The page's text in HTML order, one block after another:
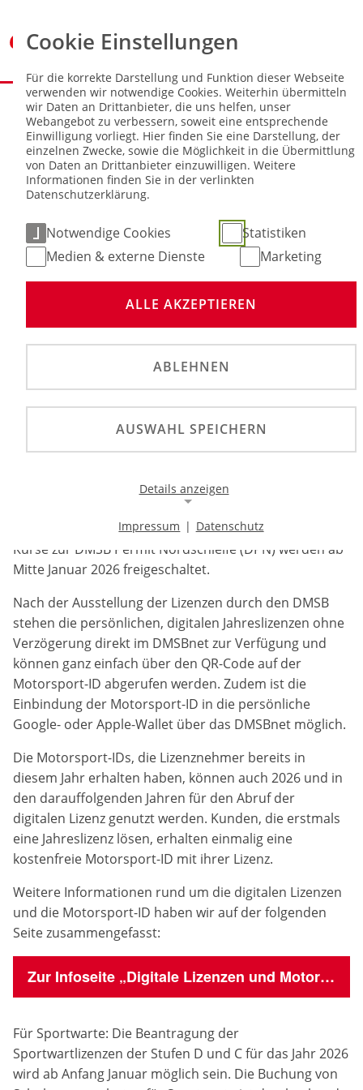
Sie sind hier: NEWS
Lizenzbeantragung 2026 ab sofort
möglich
Ab sofort können die Fahrer- und Bewerberlizenzen für
Beantragung erfolgt wie gewohnt über das DMSBnet
. Die RaceCard kann ebenfalls
für das kommende Jahr gelöst werden. Die E-Learning-
Kurse zur DMSB Permit Nordschleife (DPN) werden ab
Mitte Januar 2026 freigeschaltet.
Nach der Ausstellung der Lizenzen durch den DMSB
stehen die persönlichen, digitalen Jahreslizenzen ohne
Verzögerung direkt im DMSBnet zur Verfügung und
können ganz einfach über den QR-Code auf der
Motorsport-ID abgerufen werden. Zudem ist die
Einbindung der Motorsport-ID in die persönliche
Google- oder Apple-Wallet über das DMSBnet möglich.
Die Motorsport-IDs, die Lizenznehmer bereits in
diesem Jahr erhalten haben, können auch 2026 und in
den darauffolgenden Jahren für den Abruf der
digitalen Lizenz genutzt werden. Kunden, die erstmals
eine Jahreslizenz lösen, erhalten einmalig eine
kostenfreie Motorsport-ID mit ihrer Lizenz.
Weitere Informationen rund um die digitalen Lizenzen
und die Motorsport-ID haben wir auf der folgenden
Seite zusammengefasst:
Zur Infoseite „Digitale Lizenzen und Motorsport-ID“
Für Sportwarte: Die Beantragung der
Sportwartlizenzen der Stufen D und C für das Jahr 2026
wird ab Anfang Januar möglich sein. Die Buchung von
Cookie Einstellungen
Für die korrekte Darstellung und Funktion dieser Webseite
verwenden wir notwendige Cookies. Weiterhin übermitteln
wir Daten an Drittanbieter, die uns helfen, unser
Webangebot zu verbessern, soweit eine entsprechende
Einwilligung vorliegt. Hier finden Sie eine Darstellung, der
einzelnen Zwecke, sowie die Möglichkeit in die Übermittlung
von Daten an Drittanbieter einzuwilligen. Weitere
Informationen finden Sie in der verlinkten
Datenschutzerklärung.
Notwendige Cookies
Statistiken
Medien & externe Dienste
Marketing
ALLE AKZEPTIEREN
ABLEHNEN
AUSWAHL SPEICHERN
Details anzeigen
Notwendige Cookies ermöglichen die Kernfunktionalität
einer Website. Sie helfen dabei, die Website nutzbar zu
ermöglichen. Ohne diese Cookies kann die Website nicht
richtig funktionieren.
Background Image
Name:
gw-cookie-bgimage
Anbieter:
DMSB
Zweck:
Dieser Cookie speichert Informationen zu
verwendeten Hintergrundbildern der Website.
24 Stunden
Cookie Consent
Anbieter:
DMSB
Impressum | Datenschutz